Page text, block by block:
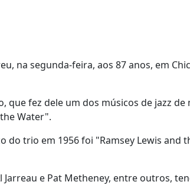
na segunda-feira, aos 87 anos, em
que fez dele um dos músicos de jazz
Water".
trio em 1956 foi "Ramsey Lewis and
e Pat Metheney, entre outros,